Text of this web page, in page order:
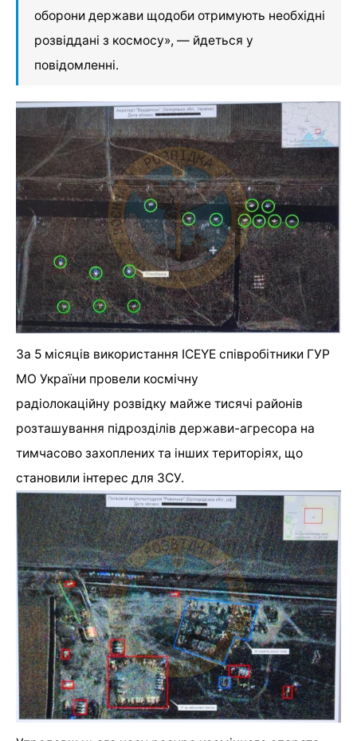
оборони держави щодоби отримують необхідні
розвіддані з космосу», — йдеться у
повідомленні.
За 5 місяців використання ICEYE співробітники ГУР
МО України провели космічну
радіолокаційну розвідку майже тисячі районів
розташування підрозділів держави-агресора на
тимчасово захоплених та інших територіях, що
становили інтерес для ЗСУ.